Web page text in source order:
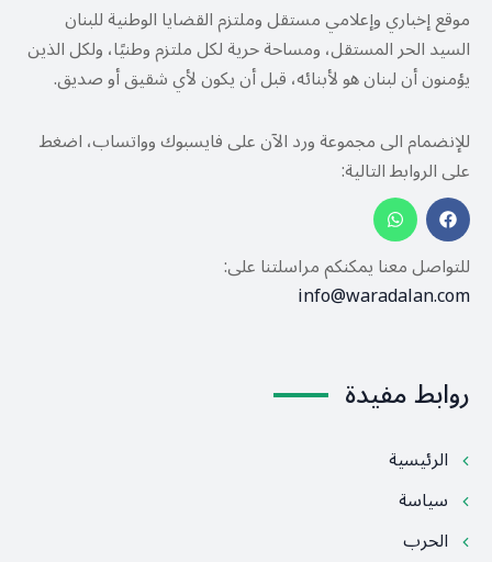
موقع إخباري وإعلامي مستقل وملتزم القضايا الوطنية للبنان
السيد الحر المستقل، ومساحة حرية لكل ملتزم وطنيًا، ولكل الذين
يؤمنون أن لبنان هو لأبنائه، قبل أن يكون لأي شقيق أو صديق.
للإنضمام الى مجموعة ورد الآن على فايسبوك وواتساب، اضغط
على الروابط التالية:
للتواصل معنا يمكنكم مراسلتنا على:
info@waradalan.com
روابط مفيدة
الرئيسية
سياسة
الحرب